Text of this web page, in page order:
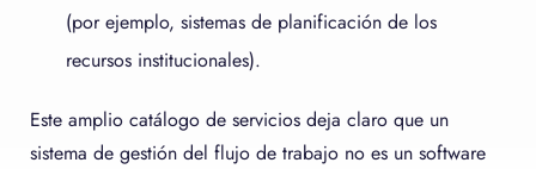
(por ejemplo, sistemas de planificación de los
recursos institucionales).
Este amplio catálogo de servicios deja claro que un
sistema de gestión del flujo de trabajo no es un software